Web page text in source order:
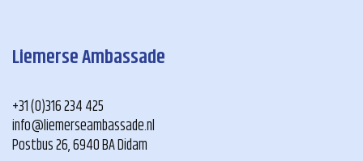
Liemerse Ambassade
+31 (0)316 234 425
info@liemerseambassade.nl
Postbus 26, 6940 BA Didam